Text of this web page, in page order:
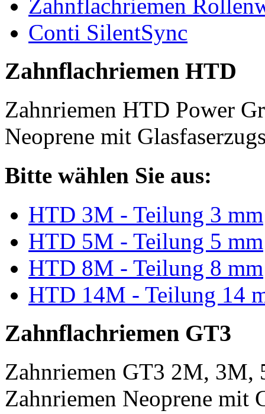
Zahnflachriemen
Conti SilentSync
Zahnflachriemen HTD
Zahnriemen HTD Power
Neoprene mit
Bitte wählen Sie aus:
HTD 3M - Teilung 3 mm
HTD 5M - Teilung 5 mm
HTD 8M - Teilung 8 mm
HTD 14M - Teilung 14
Zahnflachriemen GT3
Zahnriemen GT3 2M, 3M,
Zahnriemen Neoprene mit